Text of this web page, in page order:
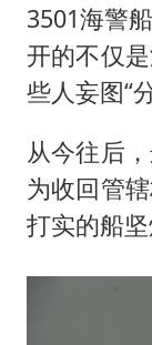
3501海警
开的不仅
些人妄图“
从今往后
为收回管
打实的船坚